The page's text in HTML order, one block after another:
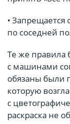
• Запрещается
по соседней
Те же правила
с машинами
обязаны были
которую
с
раскраска не